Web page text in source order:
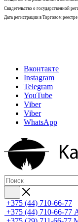
Свидетельство о государственной
Дата регистрации в Торговом
Вконтакте
Instagram
Telegram
YouTube
Viber
Viber
WhatsApp
+375 (44) 710-66-77
+375 (44) 710-66-77